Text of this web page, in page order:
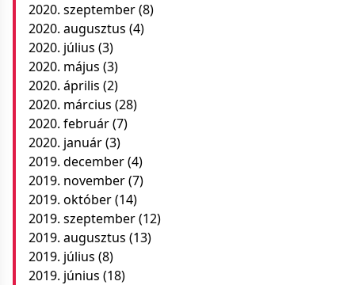
2020. szeptember(8)
2020. augusztus (4)
2020. július (3)
2020. május (3)
2020. április (2)
2020. március (28)
2020. február(7)
2020. január(3)
2019. december(4)
2019. november(7)
2019. október(14)
2019. szeptember(12)
2019. augusztus (13)
2019. július (8)
2019. június (18)